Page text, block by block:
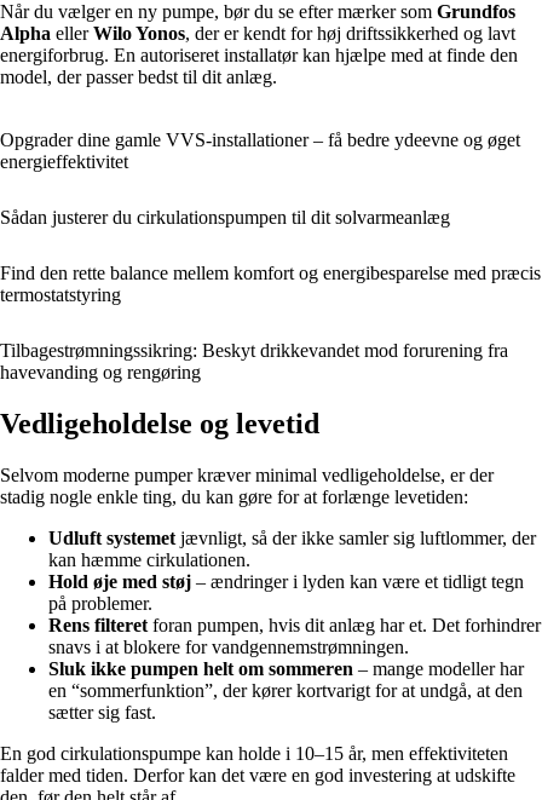
Når du vælger en ny pumpe, bør du se efter mærker som Grundfos
Alpha ellerWilo Yonos, der er kendt for høj driftssikkerhed og lavt
energiforbrug. En autoriseret installatør kan hjælpe med at finde den
model, der passer bedst til dit anlæg.
Opgrader dine gamle VVS-installationer – få bedre ydeevne og øget
energieffektivitet
Sådan justerer du cirkulationspumpen til dit solvarmeanlæg
Find den rette balance mellem komfort og energibesparelse med præcis
termostatstyring
Tilbagestrømningssikring: Beskyt drikkevandet mod forurening fra
havevanding og rengøring
Vedligeholdelse og levetid
Selvom moderne pumper kræver minimal vedligeholdelse, er der
stadig nogle enkle ting, du kan gøre for at forlænge levetiden:
Udluft systemet jævnligt, så der ikke samler sig luftlommer, der
kan hæmme cirkulationen.
Hold øje med støj – ændringer i lyden kan være et tidligt tegn
på problemer.
Rens filteret foran pumpen, hvis dit anlæg har et. Det forhindrer
snavs i at blokere for vandgennemstrømningen.
Sluk ikke pumpen helt om sommeren – mange modeller har
en “sommerfunktion”, der kører kortvarigt for at undgå, at den
sætter sig fast.
En god cirkulationspumpe kan holde i 10–15 år, men effektiviteten
falder med tiden. Derfor kan det være en god investering at udskifte